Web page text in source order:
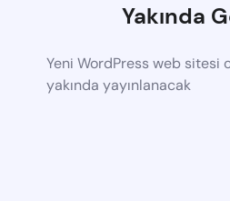
Yakında
Yeni WordPress web sitesi
yakında yayınlanacak